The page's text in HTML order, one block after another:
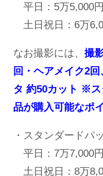
平日：5万5,000円
土日祝日：6万
なお撮影には、 撮
回・ヘアメイク2
タ 約50カット ※ス
品が購入可能なポ
・スタンダードパ
平日：7万7,000円
土日祝日：8万